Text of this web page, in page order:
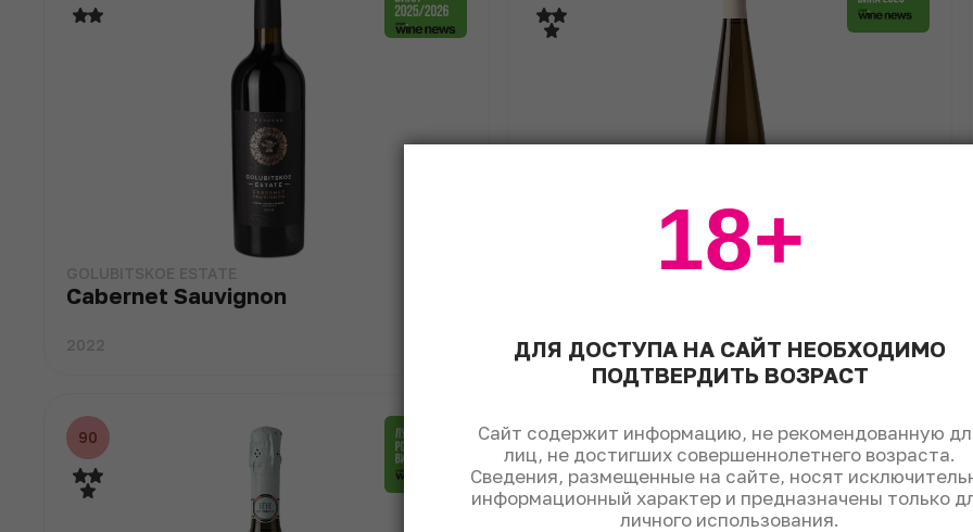
GOLUBITSKOE ESTATE
Cabernet Sauvignon
2022
GOLUBITSKOE ESTATE
2022
90
ДЛЯ ДОСТУПА НА САЙТ НЕОБХОДИМО
ПОДТВЕРДИТЬ ВОЗРАСТ
Сайт содержит информацию, не рекомендованную
лиц, не достигших совершеннолетнего возраста.
Сведения, размещенные на сайте, носят
информационный характер и предназначены только
личного использования.
18+